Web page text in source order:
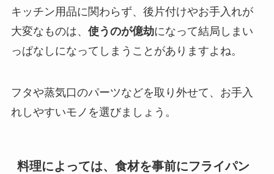
キッチン用品に関わらず、後片付けやお手入れが
大変なものは、 使うのが億劫になって結局しまい
っぱなしになってしまうことがありますよね。
フタや蒸気口のパーツなどを取り外せて、お手入
れしやすいモノを選びましょう。
料理によっては、食材を事前にフライパン